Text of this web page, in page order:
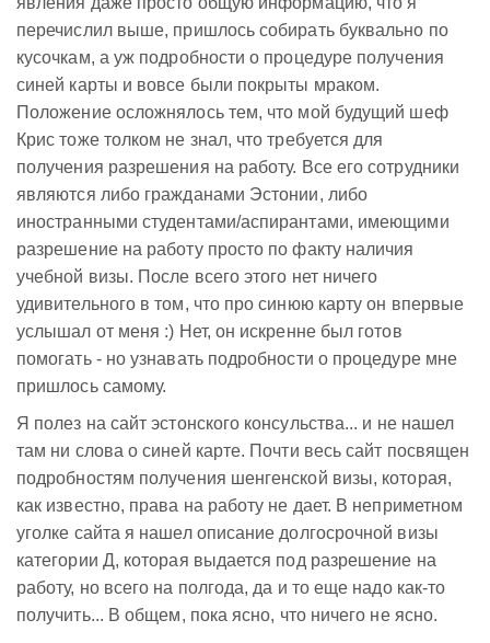
перечислил выше, пришлось собирать буквально по
кусочкам, а уж подробности о процедуре получения
синей карты и вовсе были покрыты мраком.
Положение осложнялось тем, что мой будущий шеф
Крис тоже толком не знал, что требуется для
получения разрешения на работу. Все его сотрудники
являются либо гражданами Эстонии, либо
иностранными студентами/аспирантами, имеющими
разрешение на работу просто по факту наличия
учебной визы. После всего этого нет ничего
удивительного в том, что про синюю карту он впервые
услышал от меня :) Нет, он искренне был готов
помогать - но узнавать подробности о процедуре мне
пришлось самому.
Я полез на сайт эстонского консульства... и не нашел
там ни слова о синей карте. Почти весь сайт посвящен
подробностям получения шенгенской визы, которая,
как известно, права на работу не дает. В неприметном
уголке сайта я нашел описание долгосрочной визы
категории Д, которая выдается под разрешение на
работу, но всего на полгода, да и то еще надо как-то
получить... В общем, пока ясно, что ничего не ясно.